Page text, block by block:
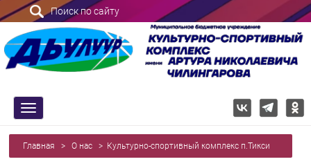
Поиск по сайту
trk
Главная > О нас > Культурно-спортивный комплекс п.Тикси